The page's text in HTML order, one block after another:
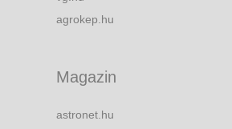
agrokep.hu
Magazin
astronet.hu